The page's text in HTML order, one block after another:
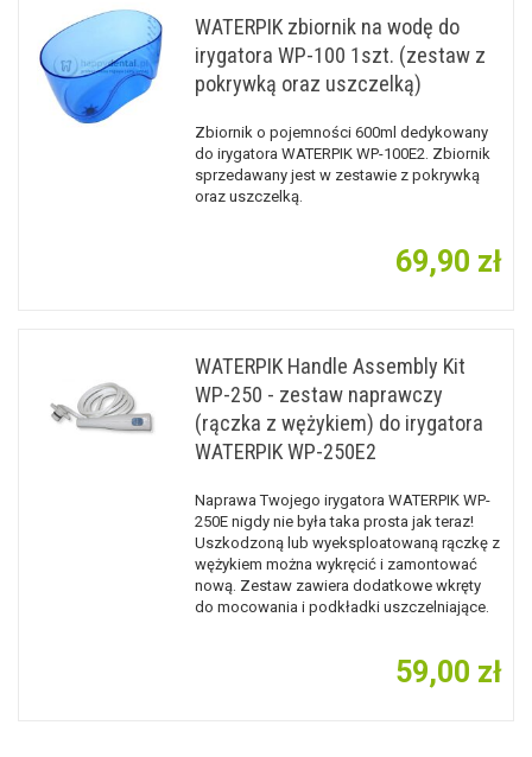
WATERPIK zbiornik na wodę do
irygatora WP-100 1szt. (zestaw z
pokrywką oraz uszczelką)
Zbiornik o pojemności 600ml dedykowany
do irygatora WATERPIK WP-100E2. Zbiornik
sprzedawany jest w zestawie z pokrywką
oraz uszczelką.
69,90 zł
WATERPIK Handle Assembly Kit
WP-250 - zestaw naprawczy
(rączka z wężykiem) do irygatora
WATERPIK WP-250E2
Naprawa Twojego irygatora WATERPIK WP-
250E nigdy nie była taka prosta jak teraz!
Uszkodzoną lub wyeksploatowaną rączkę z
wężykiem można wykręcić i zamontować
nową. Zestaw zawiera dodatkowe wkręty
do mocowania i podkładki uszczelniające.
59,00 zł